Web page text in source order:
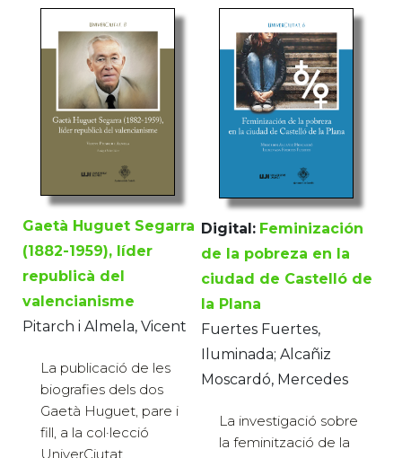
Gaetà Huguet Segarra
(1882-1959), líder
republicà del
valencianisme
Pitarch i Almela, Vicent
La publicació de les
biografies dels dos
Gaetà Huguet, pare i
fill, a la col·lecció
UniverCiutat,
Digital: Feminización
de la pobreza en la
ciudad de Castelló de
la Plana
Fuertes Fuertes,
Iluminada; Alcañiz
Moscardó, Mercedes
La investigació sobre
la feminització de la